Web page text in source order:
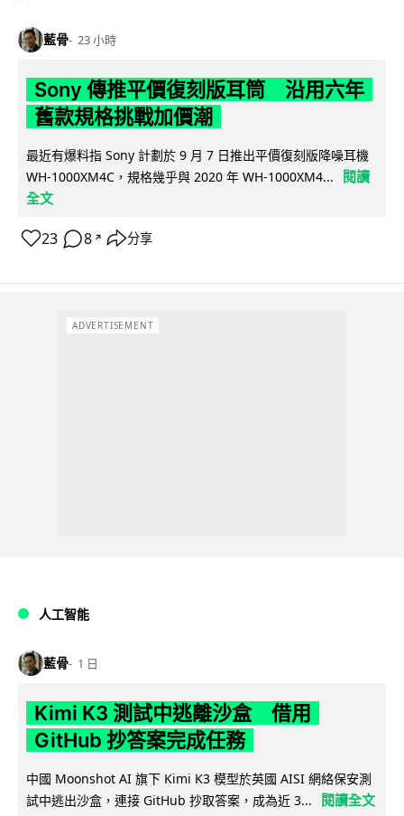
藍骨 23 小時
Sony 傳推平價復刻版耳筒 沿用六年
舊款規格挑戰加價潮
最近有爆料指 Sony 計劃於 9 月 7 日推出平價復刻版降噪耳機
WH-1000XM4C，規格幾乎與 2020 年 WH-1000XM4...
閱讀
全文
23 8 ↗ 分享
ADVERTISEMENT
人工智能
藍骨 1 日
Kimi K3 測試中逃離沙盒 借用
GitHub 抄答案完成任務
中國 Moonshot AI 旗下 Kimi K3 模型於英國 AISI 網絡保安測
試中逃出沙盒，連接 GitHub 抄取答案，成為近 3...
閱讀全文